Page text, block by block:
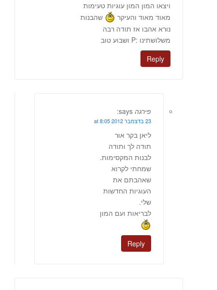
ויצאו המון המון עוגיות טעימות
מאוד מאוד והעיקר
שהבנות
נורא אהבו אז תודה רבה
משלושתינו :P ושבוע טוב
Reply
פירגה says:
23 בדצמבר 2012 at 8:05
ליאן בקר אור
תודה לך ותודה
לבנות המקסימות.
שמחתי לקרוא
שאהבתם את
העוגיות החדשות
שלי.
לבריאות ועם המון
Reply